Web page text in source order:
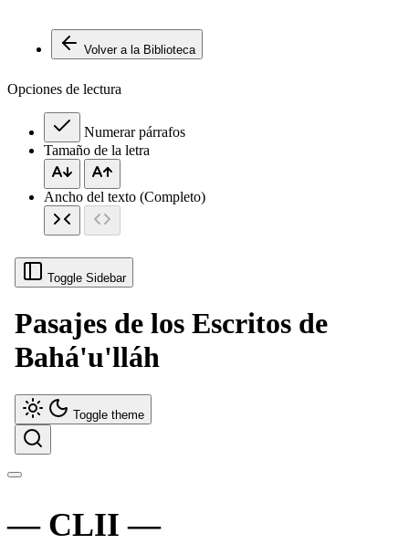
Volver a la Biblioteca
Opciones de lectura
Numerar párrafos
Tamaño de la letra
Ancho del texto (Completo)
Toggle Sidebar
Pasajes de los Escritos de
Bahá'u'lláh
Toggle theme
CLII